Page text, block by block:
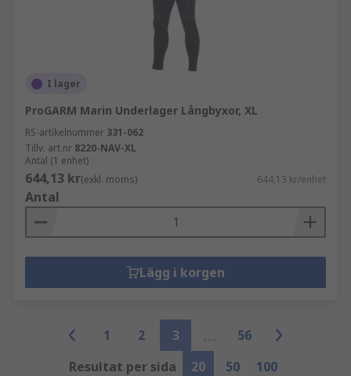
I lager
ProGARM Marin Underlager Långbyxor, XL
RS-artikelnummer 331-062
Tillv. art.nr 8220-NAV-XL
Antal (1 enhet)
644,13 kr(exkl. moms) 644,13 kr/enhet
Antal
Lägg i korgen
1 2 3
56
Resultat per sida
20 50 100